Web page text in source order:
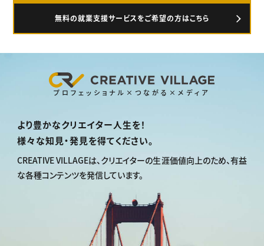
無料の就業支援サービスをご希望の方はこちら
プロフェッショナル×つながる×メディア
より豊かなクリエイター人生を！
様々な知見・発見を得てください。
CREATIVE VILLAGEは、 クリエイターの生涯価値向上のため、有益
な各種コンテンツを発信しています。